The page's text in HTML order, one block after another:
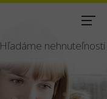
Hľadáme nehnuteľnosti